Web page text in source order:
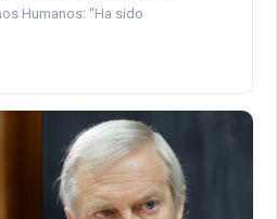
Humanos: “Ha sido